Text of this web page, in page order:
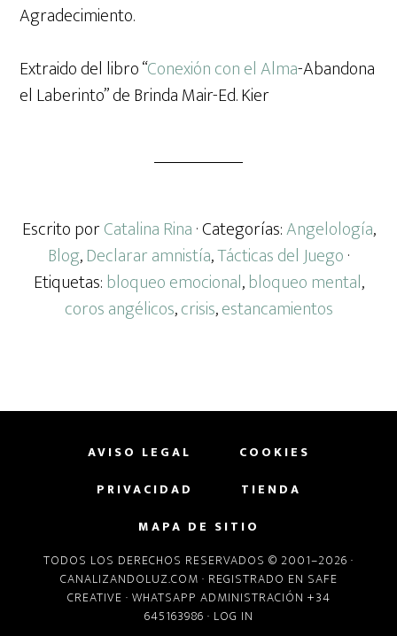
Agradecimiento.
Extraido del libro “Conexión con el Alma-Abandona
el Laberinto” de Brinda Mair-Ed. Kier
Escrito porCatalina Rina· Categorías:Angelología,
Blog,Declarar amnistía,Tácticas del Juego·
Etiquetas: bloqueo emocional,bloqueo mental,
coros angélicos,crisis,estancamientos
AVISO LEGAL
COOKIES
PRIVACIDAD
TIENDA
MAPA DE SITIO
TODOS LOS DERECHOS RESERVADOS © 2001–2026 ·
CANALIZANDOLUZ.COM · REGISTRADO EN SAFE
CREATIVE · WHATSAPP ADMINISTRACIÓN +34
645163986 · LOG IN